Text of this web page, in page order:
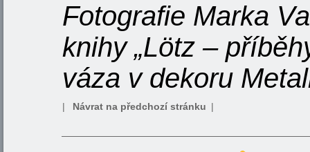
Fotografie Marka
knihy „Lötz –
váza v dekoru
| Návrat na předchozí stránku |